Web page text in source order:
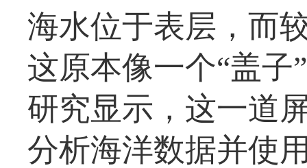
海水位于表层，而
这原本像一个“盖
研究显示，这一道
分析海洋数据并使